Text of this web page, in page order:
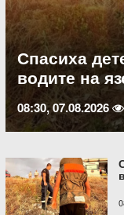
Спасиха
водите на
08:30, 07.08.2026